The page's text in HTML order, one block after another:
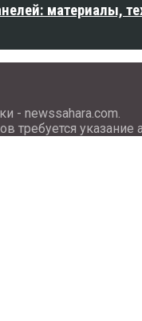
материалы,
- newssahara.com.
требуется